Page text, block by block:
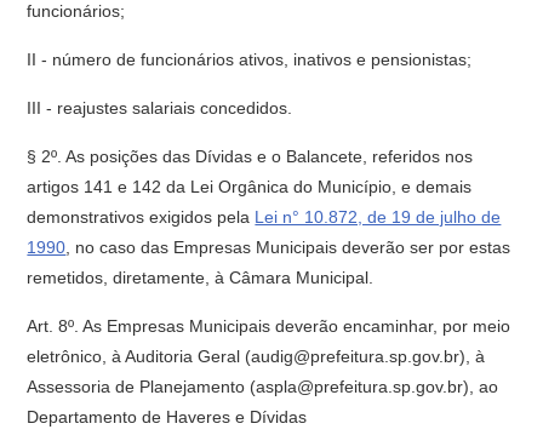
funcionários;
II - número de funcionários ativos, inativos e pensionistas;
III - reajustes salariais concedidos.
§ 2º. As posições das Dívidas e o Balancete, referidos nos
artigos 141 e 142 da Lei Orgânica do Município, e demais
demonstrativos exigidos pela Lei n° 10.872, de 19 de julho de
1990 , no caso das Empresas Municipais deverão ser por estas
remetidos, diretamente, à Câmara Municipal.
Art. 8º. As Empresas Municipais deverão encaminhar, por meio
eletrônico, à Auditoria Geral (audig@prefeitura.sp.gov.br), à
Assessoria de Planejamento (aspla@prefeitura.sp.gov.br), ao
Departamento de Haveres e Dívidas